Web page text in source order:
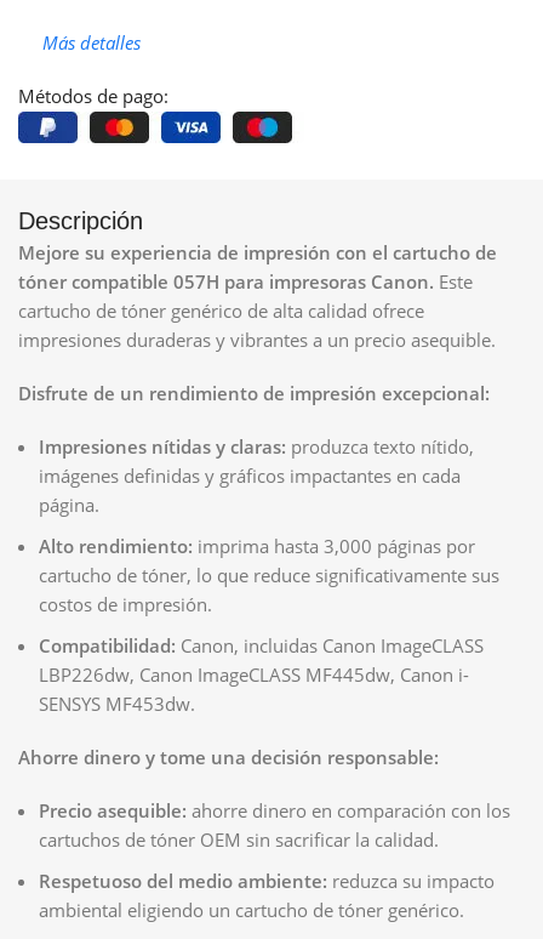
Más detalles
Métodos de pago:
Descripción
Mejore su experiencia de impresión con el cartucho de
tóner compatible 057H para impresoras Canon. Este
cartucho de tóner genérico de alta calidad ofrece
impresiones duraderas y vibrantes a un precio asequible.
Disfrute de un rendimiento de impresión excepcional:
Impresiones nítidas y claras: produzca texto nítido,
imágenes definidas y gráficos impactantes en cada
página.
Alto rendimiento: imprima hasta 3,000 páginas por
cartucho de tóner, lo que reduce significativamente sus
costos de impresión.
Compatibilidad: Canon, incluidas Canon ImageCLASS
LBP226dw, Canon ImageCLASS MF445dw, Canon i-
SENSYS MF453dw.
Ahorre dinero y tome una decisión responsable:
Precio asequible: ahorre dinero en comparación con los
cartuchos de tóner OEM sin sacrificar la calidad.
Respetuoso del medio ambiente: reduzca su impacto
ambiental eligiendo un cartucho de tóner genérico.